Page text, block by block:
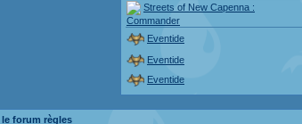
Streets of New Capenna :
Commander
Eventide
Eventide
Eventide
le forum règles